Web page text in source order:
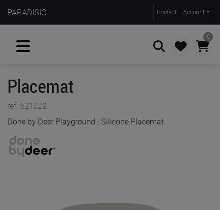
PARADISIO Contact Account
0
Placemat
ref. 521629
Done by Deer Playground | Silicone Placemat